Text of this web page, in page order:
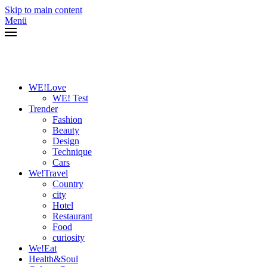
Skip to main content
Menü
WE!Love
WE! Test
Trender
Fashion
Beauty
Design
Technique
Cars
We!Travel
Country
city
Hotel
Restaurant
Food
curiosity
We!Eat
Health&Soul